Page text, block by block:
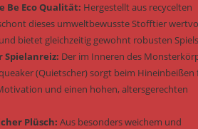
Be Eco Qualität: Hergestellt aus recycelten
dieses umweltbewusste Stofftier
bietet gleichzeitig gewohnt robusten
Spielanreiz: Der im Inneren des
(Quietscher) sorgt beim Hineinbeißen
und einen hohen, altersgerechten
Plüsch: Aus besonders weichem und